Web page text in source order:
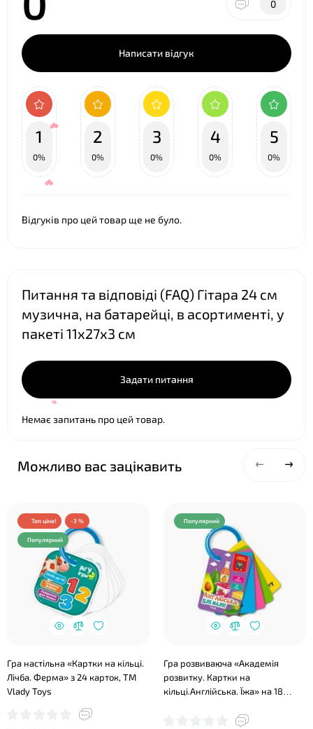
0
Написати відгук
1
0%
2
0%
3
0%
4
0%
5
0%
Відгуків про цей товар ще не було.
Питання та відповіді (FAQ) Гітара 24 см
музична, на батарейці, в асортименті, у
пакеті 11х27х3 см
Задати питання
Немає запитань про цей товар.
Можливо вас зацікавить
Топ ціна! -3 %
Популярний
Гра настільна «Картки на кільці.
Лічба. Ферма» з 24 карток, ТМ
Vlady Toys
Популярний
Гра розвиваюча «Академія
розвитку. Картки на
кільці.Англійська. Їжа» на 18
❤
❤